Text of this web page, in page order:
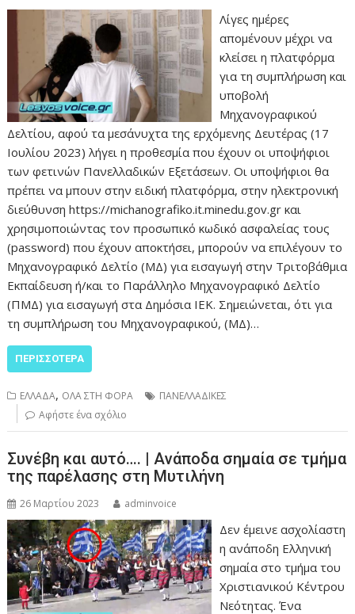
Λίγες ημέρες
απομένουν μέχρι να
κλείσει η πλατφόρμα
για τη συμπλήρωση και
υποβολή
Μηχανογραφικού
Δελτίου, αφού τα μεσάνυχτα της ερχόμενης Δευτέρας (17
Ιουλίου 2023) λήγει η προθεσμία που έχουν οι υποψήφιοι
των φετινών Πανελλαδικών Εξετάσεων. Οι υποψήφιοι θα
πρέπει να μπουν στην ειδική πλατφόρμα, στην ηλεκτρονική
διεύθυνση https://michanografiko.it.minedu.gov.gr και
χρησιμοποιώντας τον προσωπικό κωδικό ασφαλείας τους
(password) που έχουν αποκτήσει, μπορούν να επιλέγουν το
Μηχανογραφικό Δελτίο (ΜΔ) για εισαγωγή στην Τριτοβάθμια
Εκπαίδευση ή/και το Παράλληλο Μηχανογραφικό Δελτίο
(ΠΜΔ) για εισαγωγή στα Δημόσια ΙΕΚ. Σημειώνεται, ότι για
τη συμπλήρωση του Μηχανογραφικού, (ΜΔ)…
ΠΕΡΙΣΣΌΤΕΡΑ
ΕΛΛΑΔΑ, ΟΛΑ ΣΤΗ ΦΟΡΑ
ΠΑΝΕΛΛΑΔΙΚΕΣ
Αφήστε ένα σχόλιο
Συνέβη και αυτό…. | Ανάποδα σημαία σε τμήμα
της παρέλασης στη Μυτιλήνη
26 Μαρτίου 2023 adminvoice
Δεν έμεινε ασχολίαστη
η ανάποδη Ελληνική
σημαία στο τμήμα του
Χριστιανικού Κέντρου
Νεότητας. Ένα